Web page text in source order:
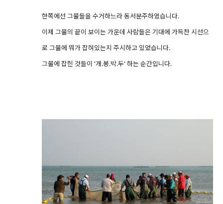
한쪽에선 그물들을 수거하느라 동서분주하였습니다.
이제 그물의 끝이 보이는 가운데 사람들은 기대에 가득찬 시선으
로 그물에 뭐가 잡혀있는지 주시하고 있었습니다.
그물에 잡힌 것들이 '개.봉.박.두' 하는 순간입니다.